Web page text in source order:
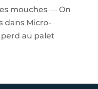
mouches — On
dans Micro-
au palet